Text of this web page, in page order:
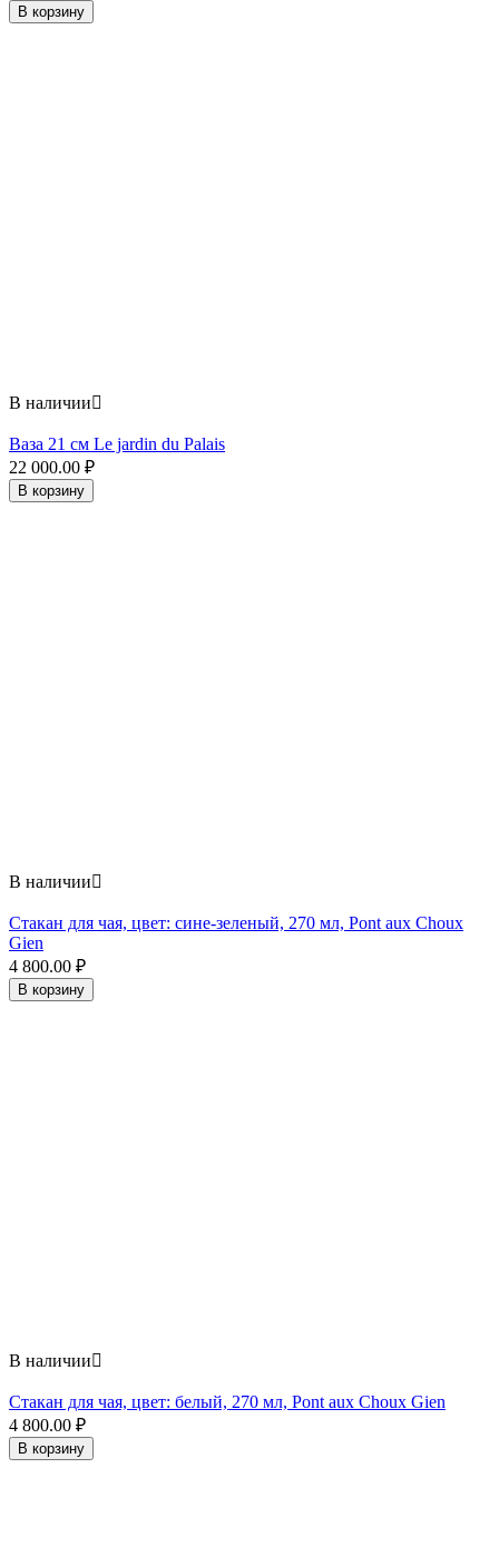
В корзину
В наличии
Ваза 21 см Le jardin du Palais
22 000.00 ₽
В корзину
В наличии
Стакан для чая, цвет: сине-зеленый, 270 мл, Pont aux Choux
Gien
4 800.00 ₽
В корзину
В наличии
Стакан для чая, цвет: белый, 270 мл, Pont aux Choux Gien
4 800.00 ₽
В корзину